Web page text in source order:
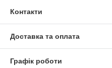
Контакти
Доставка та оплата
Графік роботи